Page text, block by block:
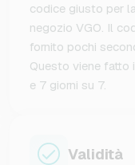
codice giusto per
negozio VGO. Il
fornito pochi
Questo viene fatto
e 7 giorni su 7.
Validità